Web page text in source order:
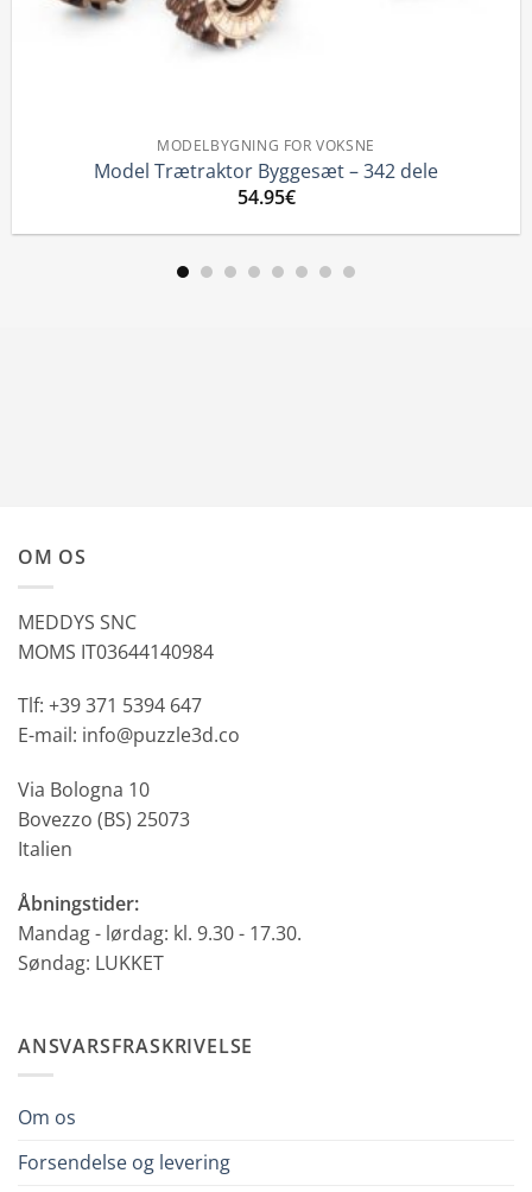
FOR VOKSNE
Byggesæt – 342 dele
Traktor –
OM OS
MEDDYS SNC
MOMS IT03644140984
Tlf: +39 371 5394 647
E-mail: info@puzzle3d.co
Via Bologna 10
Bovezzo (BS) 25073
Italien
Åbningstider:
Mandag - lørdag: kl. 9.30 - 17.30.
Søndag: LUKKET
ANSVARSFRASKRIVELSE
Om os
Forsendelse og levering